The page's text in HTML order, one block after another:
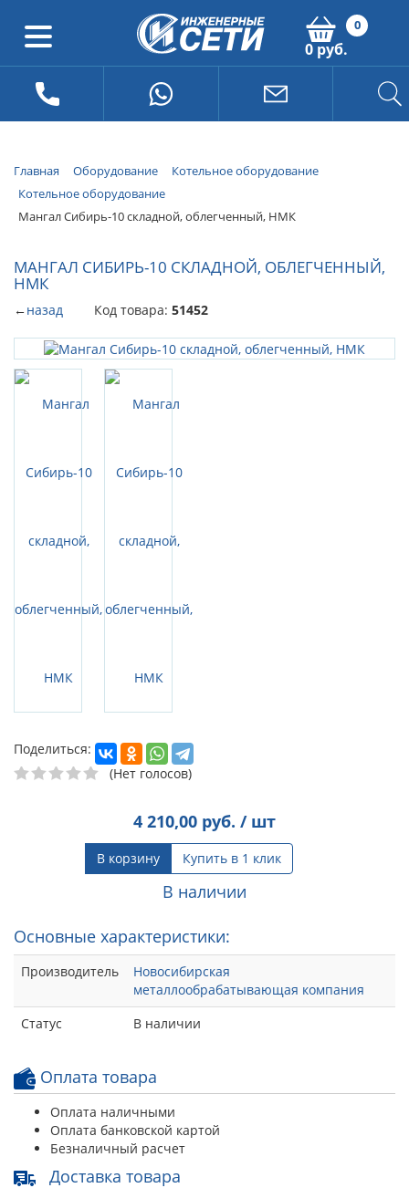
0
0 руб.
Главная Оборудование
Котельное оборудование
Котельное оборудование
Мангал Сибирь-10 складной, облегченный, НМК
МАНГАЛ СИБИРЬ-10 СКЛАДНОЙ, ОБЛЕГЧЕННЫЙ,
НМК
←назад Код товара: 51452
Поделиться:
(Нет голосов)
4 210,00 руб. / шт
В корзину Купить в 1 клик
В наличии
Основные характеристики:
Производитель
Новосибирская
металлообрабатывающая компания
Статус
В наличии
Оплата товара
Оплата наличными
Оплата банковской картой
Безналичный расчет
Доставка товара